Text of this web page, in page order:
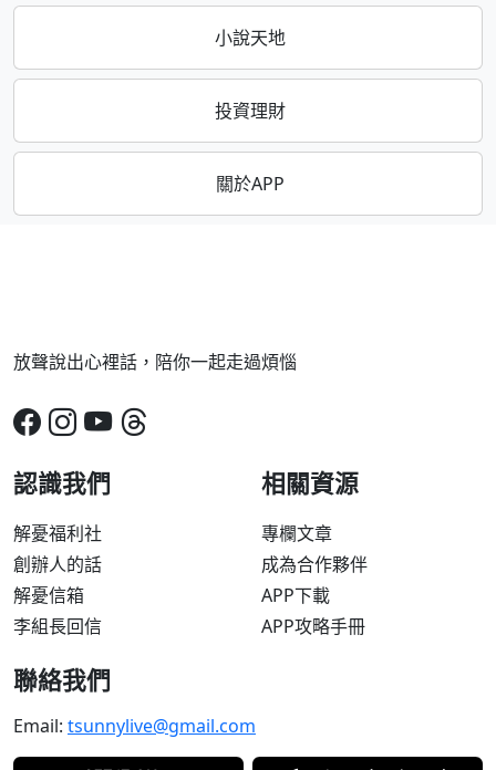
小說天地
投資理財
關於APP
放聲說出心裡話，陪你一起走過煩惱
認識我們
解憂福利社
創辦人的話
解憂信箱
李組長回信
相關資源
專欄文章
成為合作夥伴
APP下載
APP攻略手冊
聯絡我們
Email: tsunnylive@gmail.com